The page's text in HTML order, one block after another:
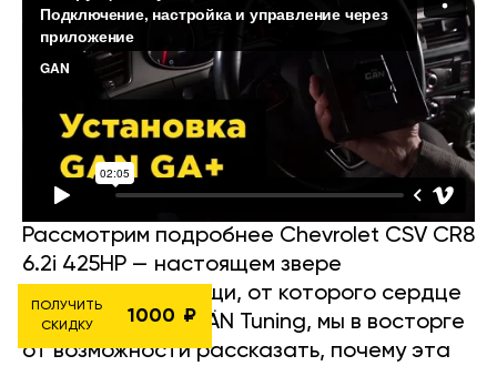
Рассмотрим подробнее Chevrolet CSV CR8
6.2i 425HP — настоящем звере
американской мощи, от которого сердце
бьётся чаще! В GÄN Tuning, мы в восторге
от возможности рассказать, почему эта
ПОЛУЧИТЬ
СКИДКУ
1000